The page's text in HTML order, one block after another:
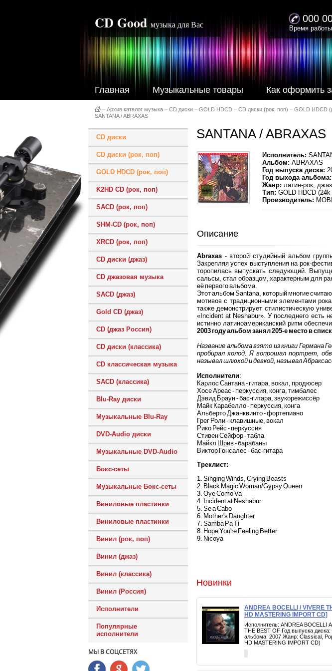
CD Good музыка для Вас
000
Время
Главная Музыкальные товары Как оформить
– Архив каталог музыка – CD диски – GOLD HDCD – CD диски (рок, поп) – GOLD HDCD
SANTANA / ABRAXAS
CD диски
CD диски (рок, поп)
GOLD HDCD (рок, поп)
K2HD CD (рок, поп)
SACD (рок, поп)
SHM-CD (рок, поп)
XRCD (рок, поп)
CD диски (джаз)
CD джазовая музыка
SACD (джаз)
Gold CD (джаз)
CD (джаз Россия)
CD диски (классика)
CD классическая музыка
SACD (классика)
Blu-Ray диски
Музыкальные Blu-Ray
DVD-Audio диски
Музыкальные DVD-Audio
Бокс-сеты
Музыкальные Бокс-сеты
Виниловые пластинки
Виниловые пластинки
Винил (рок, поп)
Винил (джаз)
Винил (классика)
Винил (Россия)
Исполнители
Популярные
исполнители
МЫ В СОЦСЕТЯХ
SANTANA / ABRAXAS
Исполнитель:
Альбом: ABRAXAS
Год выпуска диска:
Год выхода альбома:
Жанр: латин-рок,
Тип: GOLD HDCD
Производитель:
Описание
Abraxas - второй студийный альбом
Закрепляя успех выступления на рок-
торопилась выпускать следующий.
сальсы, стал образцом, характерным для
её первого альбома.
Этот альбом Santana, который многие
мотивов с традиционными элементами
также демонстрирует стилистическую
«Incident at Neshabur». У последнего есть
истинно латиноамериканский ритм
2003 году альбом занял 205-е место в
Название альбома взято из книги Германа
пробирал холод. Я вопрошал портрет,
называл шлюхой и девкой, называл
Исполнители:
Карлос Сантана - гитара, вокал, продюсер
Хосе Ареас - перкуссия, конга, тимбалес
Дэвид Браун - бас-гитара, звукорежиссёр
Майк Карабелло - перкуссия, конга
Альберто Джанквинто - фортепиано
Грег Роли - клавишные, вокал
Рико Рейс - перкуссия
Стивен Сейфор - табла
Майкл Шрив - барабаны
Виктор Гонсалес - бас-гитара
Треклист:
1. Singing Winds, Crying Beasts
2. Black Magic Woman/Gypsy Queen
3. Oye Como Va
4. Incident at Neshabur
5. Se a Cabo
6. Mother's Daughter
7. Samba Pa Ti
8. Hope You're Feeling Better
9. Nicoya
Новинки
ANDREA BOCELLI / VIVERE
HD MASTERING IMPORT CD]
Исполнитель: ANDREA BOCELLI
THE BEST OF Год выпуска
альбома: 2007 Жанр: Classical,
HD MASTERING IMPORT CD)